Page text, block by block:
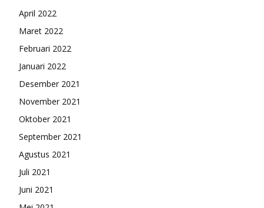
April 2022
Maret 2022
Februari 2022
Januari 2022
Desember 2021
November 2021
Oktober 2021
September 2021
Agustus 2021
Juli 2021
Juni 2021